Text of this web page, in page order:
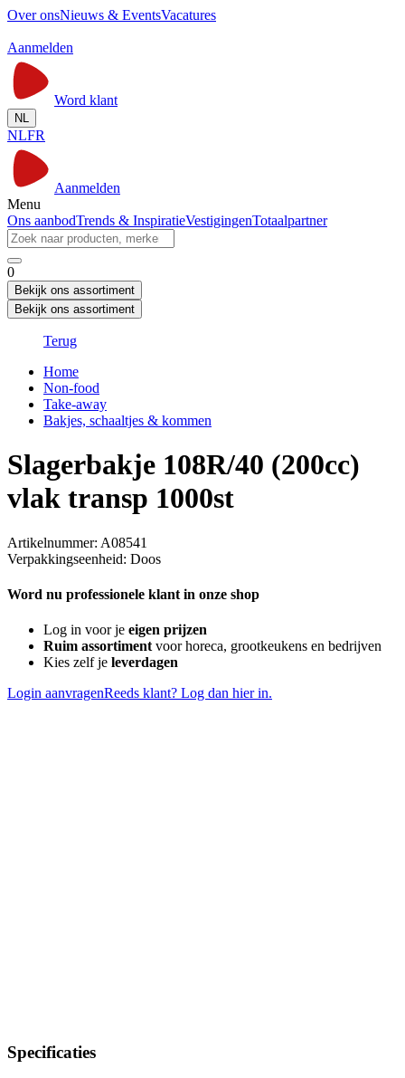
Over onsNieuws & EventsVacatures
Aanmelden
Word klant
NL
NLFR
Aanmelden
Menu
Ons aanbodTrends & InspiratieVestigingenTotaalpartner
0
Bekijk ons assortiment
Bekijk ons assortiment
Terug
Home
Non-food
Take-away
Bakjes, schaaltjes & kommen
Slagerbakje 108R/40 (200cc)
vlak transp 1000st
Artikelnummer: A08541
Verpakkingseenheid: Doos
Word nu professionele klant in onze shop
Log in voor je eigen prijzen
Ruim assortimentvoor horeca, grootkeukens en bedrijven
Kies zelf je leverdagen
Login aanvragenReeds klant? Log dan hier in.
Specificaties